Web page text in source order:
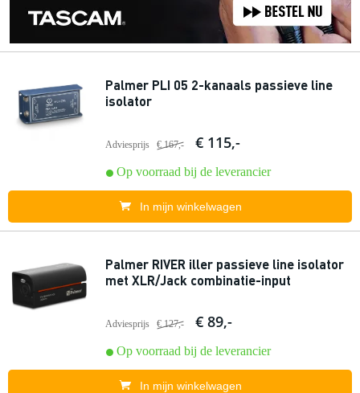
Palmer PLI 05 2-kanaals passieve line
isolator
Adviesprijs € 167,- € 115,-
Op voorraad bij de leverancier
In mijn winkelwagen
Palmer RIVER iller passieve line isolator
met XLR/Jack combinatie-input
Adviesprijs € 127,- € 89,-
Op voorraad bij de leverancier
In mijn winkelwagen